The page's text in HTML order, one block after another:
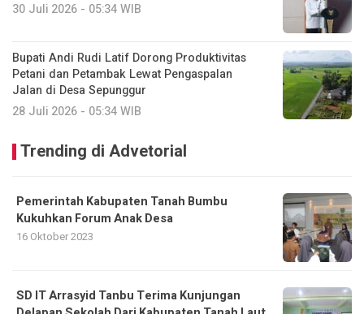
30 Juli 2026 - 05:34 WIB
Bupati Andi Rudi Latif Dorong Produktivitas
Petani dan Petambak Lewat Pengaspalan
Jalan di Desa Sepunggur
28 Juli 2026 - 05:34 WIB
Trending di Advetorial
Pemerintah Kabupaten Tanah Bumbu
Kukuhkan Forum Anak Desa
16 Oktober 2023
SD IT Arrasyid Tanbu Terima Kunjungan